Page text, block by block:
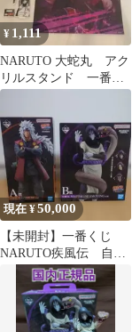
¥ 1,111
NARUTO 大蛇丸 アク
リルスタンド 一番く
じ ポスター
現在 ¥50,000
【未開封】一番くじ
NARUTO疾風伝 自来
也 大蛇丸 フィギュア
A賞 B賞